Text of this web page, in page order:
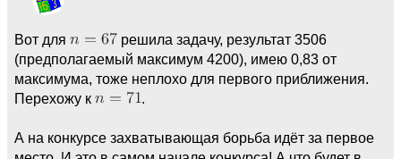
Вот для
решила задачу, результат 3506
(предполагаемый максимум 4200), имею 0,83 от
максимума, тоже неплохо для первого приближения.
Перехожу к
.
А на конкурсе захватывающая борьба идёт за первое